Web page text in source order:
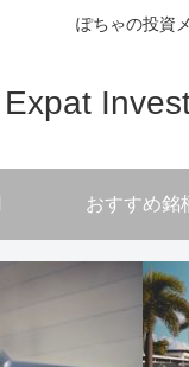
ぽちゃの投資
Expat
おすすめ銘